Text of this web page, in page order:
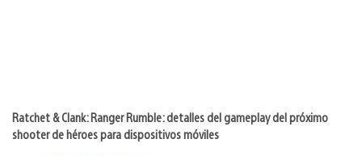
Ratchet & Clank: Ranger Rumble: detalles del gameplay del próximo
shooter de héroes para dispositivos móviles